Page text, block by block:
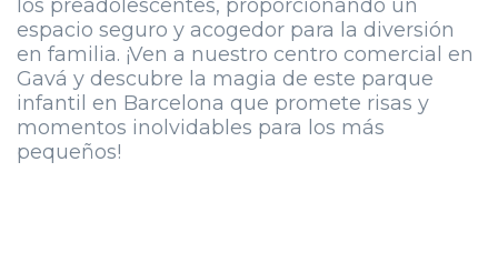
los preadolescentes, proporcionando un
espacio seguro y acogedor para la diversión
en familia. ¡Ven a nuestro centro comercial en
Gavá y descubre la magia de este parque
infantil en Barcelona que promete risas y
momentos inolvidables para los más
pequeños!